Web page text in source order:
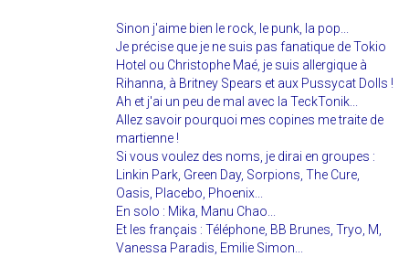
Sinon j'aime bien le rock, le punk, la pop...
Je précise que je ne suis pas fanatique de Tokio
Hotel ou Christophe Maé, je suis allergique à
Rihanna, à Britney Spears et aux Pussycat Dolls !
Ah et j'ai un peu de mal avec la TeckTonik...
Allez savoir pourquoi mes copines me traite de
martienne !
Si vous voulez des noms, je dirai en groupes :
Linkin Park, Green Day, Sorpions, The Cure,
Oasis, Placebo, Phoenix...
En solo : Mika, Manu Chao...
Et les français : Téléphone, BB Brunes, Tryo, M,
Vanessa Paradis, Emilie Simon...